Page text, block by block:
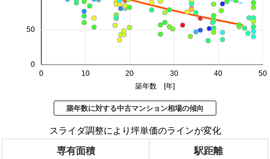
0 10 20 30 40 50
0
50
築年数 [年]
築年数に対する中古マンション相場の傾向
スライダ調整により坪単価のラインが変化
専有面積 駅距離